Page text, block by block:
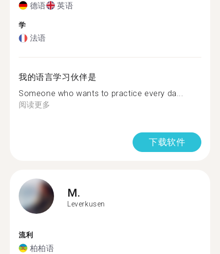
德语 英语
学
法语
我的语言学习伙伴是
Someone who wants to practice every da...
阅读更多
下载软件
M.
Leverkusen
流利
柏柏语